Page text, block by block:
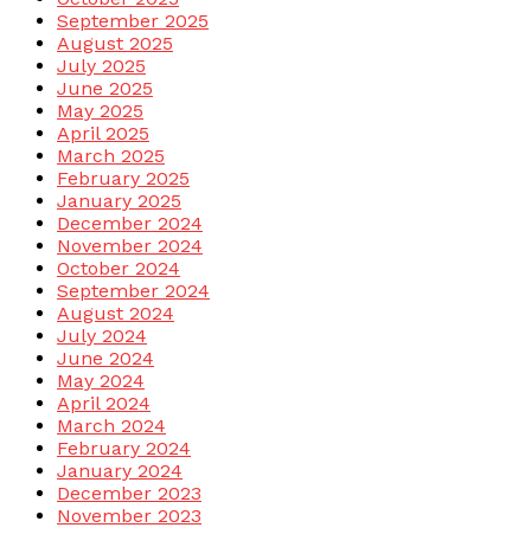
September 2025
August 2025
July 2025
June 2025
May 2025
April 2025
March 2025
February 2025
January 2025
December 2024
November 2024
October 2024
September 2024
August 2024
July 2024
June 2024
May 2024
April 2024
March 2024
February 2024
January 2024
December 2023
November 2023